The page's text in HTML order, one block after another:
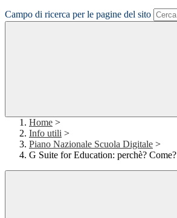
Campo di ricerca per le pagine del sito
Home >
Info utili >
Piano Nazionale Scuola Digitale >
G Suite for Education: perchè? Come?